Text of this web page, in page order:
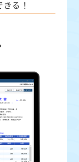
る！